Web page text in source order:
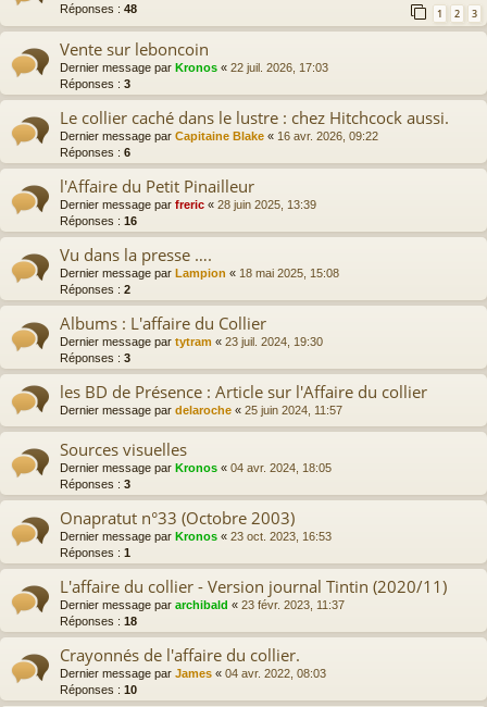
Réponses : 48 1 2 3
Vente sur leboncoin
Dernier message par Kronos « 22 juil. 2026, 17:03
Réponses : 3
Le collier caché dans le lustre : chez Hitchcock aussi.
Dernier message par Capitaine Blake « 16 avr. 2026, 09:22
Réponses : 6
l'Affaire du Petit Pinailleur
Dernier message par freric « 28 juin 2025, 13:39
Réponses : 16
Vu dans la presse ….
Dernier message par Lampion « 18 mai 2025, 15:08
Réponses : 2
Albums : L'affaire du Collier
Dernier message par tytram « 23 juil. 2024, 19:30
Réponses : 3
les BD de Présence : Article sur l'Affaire du collier
Dernier message par delaroche « 25 juin 2024, 11:57
Sources visuelles
Dernier message par Kronos « 04 avr. 2024, 18:05
Réponses : 3
Onapratut n°33 (Octobre 2003)
Dernier message par Kronos « 23 oct. 2023, 16:53
Réponses : 1
L'affaire du collier - Version journal Tintin (2020/11)
Dernier message par archibald « 23 févr. 2023, 11:37
Réponses : 18
Crayonnés de l'affaire du collier.
Dernier message par James « 04 avr. 2022, 08:03
Réponses : 10